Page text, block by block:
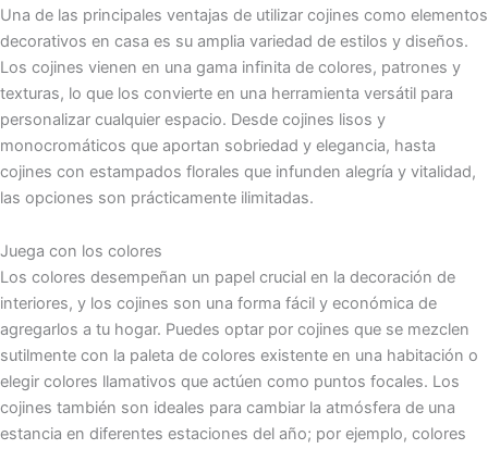
Una de las principales ventajas de utilizar cojines como elementos
decorativos en casa es su amplia variedad de estilos y diseños.
Los cojines vienen en una gama infinita de colores, patrones y
texturas, lo que los convierte en una herramienta versátil para
personalizar cualquier espacio. Desde cojines lisos y
monocromáticos que aportan sobriedad y elegancia, hasta
cojines con estampados florales que infunden alegría y vitalidad,
las opciones son prácticamente ilimitadas.
Juega con los colores
Los colores desempeñan un papel crucial en la decoración de
interiores, y los cojines son una forma fácil y económica de
agregarlos a tu hogar. Puedes optar por cojines que se mezclen
sutilmente con la paleta de colores existente en una habitación o
elegir colores llamativos que actúen como puntos focales. Los
cojines también son ideales para cambiar la atmósfera de una
estancia en diferentes estaciones del año; por ejemplo, colores